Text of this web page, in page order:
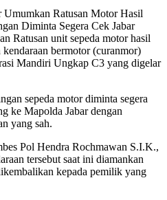
Umumkan Ratusan Motor Hasil
Diminta Segera Cek Jabar
Ratusan unit sepeda motor hasil
bermotor (curanmor)
Mandiri Ungkap C3 yang digelar
sepeda motor diminta segera
ke Mapolda Jabar dengan
yang sah.
Pol Hendra Rochmawan S.I.K.,
tersebut saat ini diamankan
kepada pemilik yang